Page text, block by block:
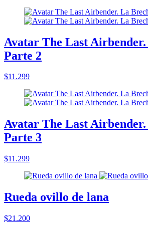
Avatar The Last
Parte 2
$11.299
Avatar The Last
Parte 3
$11.299
Rueda ovillo de lana
$21.200